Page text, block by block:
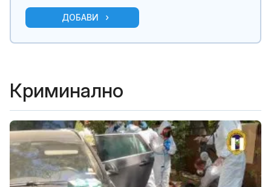
ДОБАВИ
Криминално